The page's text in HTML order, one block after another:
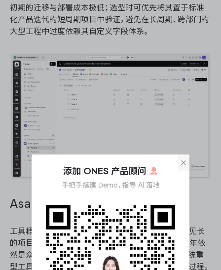
初期的迁移与部署成本极低；选型时可优先将其置于标准
化产品迭代的短周期项目中验证，避免在长周期、跨部门的
大型工程中过度依赖其自定义字段体系。
Asana
工具概况：Asana 是一款以任务协同与工作流可视化见长
的项目管理工具，凭借极简美学与流畅体验，在2026年依
然是众多团队脱离 Jira 复杂体系的首选。它摒弃了传统重
型工具的臃肿，致力于让团队聚焦工作本身而非管理过程。
×
添加 ONES 产品顾问
手把手搭建 Demo，指导 AI 落地